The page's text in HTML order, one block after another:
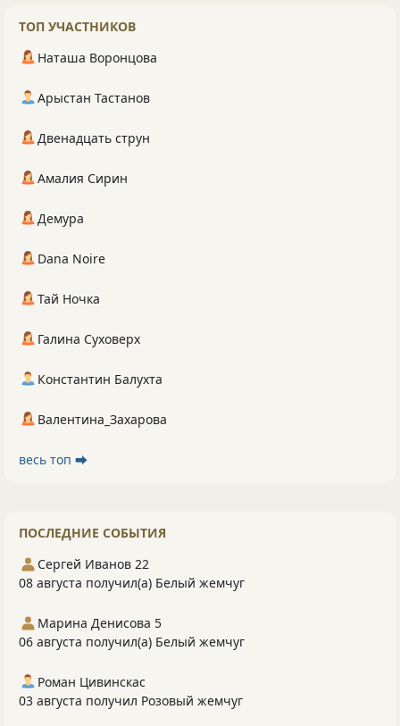
ТОП УЧАСТНИКОВ
Наташа Воронцова
Арыстан Тастанов
Двенадцать струн
Амалия Сирин
Демура
Dana Noire
Тай Ночка
Галина Суховерх
Константин Балухта
Валентина_Захарова
весь топ ⮕
ПОСЛЕДНИЕ СОБЫТИЯ
Сергей Иванов 22
08 августа получил(а) Белый жемчуг
Марина Денисова 5
06 августа получил(а) Белый жемчуг
Роман Цивинскас
03 августа получил Розовый жемчуг